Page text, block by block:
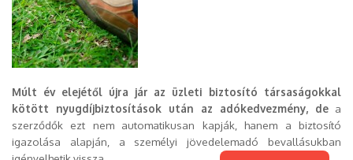
Múlt év elejétől újra jár az üzleti biztosító társaságokkal
kötött nyugdíjbiztosítások után az adókedvezmény, de a
szerződők ezt nem automatikusan kapják, hanem a biztosító
igazolása alapján, a személyi jövedelemadó bevallásukban